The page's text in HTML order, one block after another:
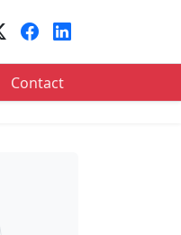
Contact